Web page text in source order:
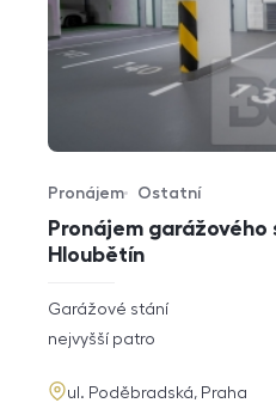
Pronájem garážového
Hloubětín
Typ nabídky
Pronájem
Typ nemovitosti
Ostatní
rozměry
dispozice
Garážové stání
funkce
nejvyšší patro
adresa
ul. Poděbradská, Praha